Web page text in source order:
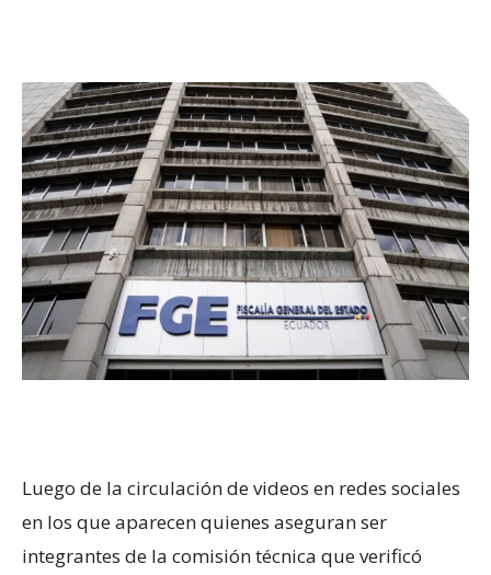
Luego de la circulación de videos en redes sociales
en los que aparecen quienes aseguran ser
integrantes de la comisión técnica que verificó